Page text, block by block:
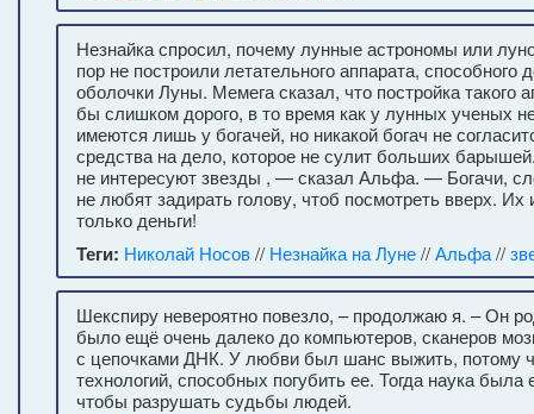
Незнайка спросил, почему лунные астрономы или
пор не построили летательного аппарата, способного
оболочки Луны. Мемега сказал, что постройка такого
бы слишком дорого, в то время как у лунных ученых
имеются лишь у богачей, но никакой богач не
средства на дело, которое не сулит больших
не интересуют звезды , — сказал Альфа. — Богачи,
не любят задирать голову, чтоб посмотреть вверх. Их
только деньги!
Теги: Николай Носов// Незнайка на Луне//Альфа//
Шекспиру невероятно повезло, – продолжаю я. – Он
было ещё очень далеко до компьютеров, сканеров
с цепочками ДНК. У любви был шанс выжить, потому
технологий, способных погубить ее. Тогда наука
чтобы разрушать судьбы людей.